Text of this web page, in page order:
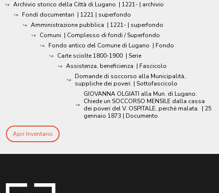
Archivio storico della Città di Lugano | 1221- | archivio
Fondi documentari | 1221 | superfondo
Amministrazione pubblica | 1221- | superfondo
Comuni | Complesso di fondi / Superfondo
Fondo antico del Comune di Lugano | Fondo
Carte sciolte 1800-1900 | Serie
Assistenza, beneficienza | Fascicolo
Domande di soccorso alla Municipalità,
suppliche dei poveri | Sottofascicolo
GIOVANNA OLGIATI alla Mun. di Lugano.
Chiede un SOCCORSO MENSILE dalla cassa
dei poveri del V. OSPITALE, perchè malata. | 25
gennaio 1873 | Documento
Apri Inventario